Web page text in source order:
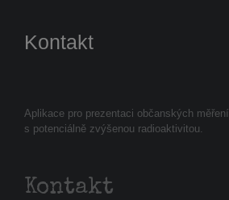
Aplikace pro prezentaci občanských měření
s potenciálně zvýšenou radioaktivitou.
Kontakt
Kontakt